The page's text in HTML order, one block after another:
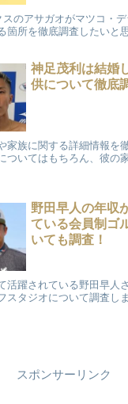
のアサガオがマツコ・
箇所を徹底調査したいと
神足茂利は結婚
供について徹底
家族に関する詳細情報を
ついてはもちろん、彼の
野田早人の年収
ている会員制ゴ
いても調査！
活躍されている野田早人
スタジオについて調査しま
スポンサーリンク